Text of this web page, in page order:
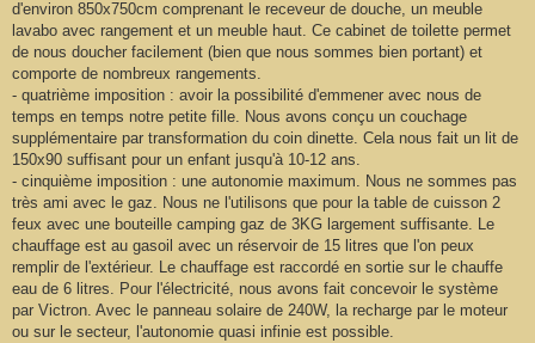
d'environ 850x750cm comprenant le receveur de douche, un meuble
lavabo avec rangement et un meuble haut. Ce cabinet de toilette permet
de nous doucher facilement (bien que nous sommes bien portant) et
comporte de nombreux rangements.
- quatrième imposition : avoir la possibilité d'emmener avec nous de
temps en temps notre petite fille. Nous avons conçu un couchage
supplémentaire par transformation du coin dinette. Cela nous fait un lit de
150x90 suffisant pour un enfant jusqu'à 10-12 ans.
- cinquième imposition : une autonomie maximum. Nous ne sommes pas
très ami avec le gaz. Nous ne l'utilisons que pour la table de cuisson 2
feux avec une bouteille camping gaz de 3KG largement suffisante. Le
chauffage est au gasoil avec un réservoir de 15 litres que l'on peux
remplir de l'extérieur. Le chauffage est raccordé en sortie sur le chauffe
eau de 6 litres. Pour l'électricité, nous avons fait concevoir le système
par Victron. Avec le panneau solaire de 240W, la recharge par le moteur
ou sur le secteur, l'autonomie quasi infinie est possible.